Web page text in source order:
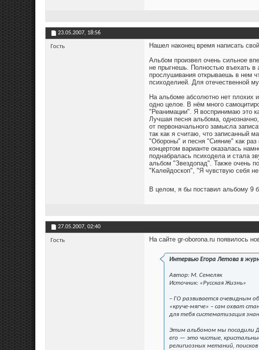
23.05.2007, 18:56
Гость
Нашел наконец время написать
Альбом произвел очень сильное
не прыгнешь. Полностью въехать в
прослушивания открываешь в нем
психоделией. Для отечественной
На альбоме абсолютно нет плохих
одно целое. В нём много
"Реанимации". Я воспринимаю это
Лучшая песня альбома,
от первоначального замысла
так как я считаю, что записанный
"Обороны" и песня "Сияние" как
концертом варианте оказалась
поднабралась психодела и стала
альбом "Звездопад". Также очень
"Калейдоскоп", "Я чувствую себя
В целом, я бы поставил альбому 9
27.05.2007, 02:40
Гость На сайте gr-oborona.ru появилось
Интервью Егора Летова в
Автор: М. Семеляк
Источник: «Русская Жизнь»
– ГО развивается очевидным
«круче-мягче» – сам охват
для тебя систематизация
Этим альбомом мы посадили
его — это чистые,
религиозных метаний,